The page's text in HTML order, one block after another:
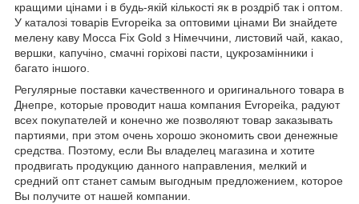
кращими цінами і в будь-якій кількості як в роздріб так і оптом.
У каталозі товарів Evropeika за оптовими цінами Ви знайдете
мелену каву Mocca Fix Gold з Німеччини, листовий чай, какао,
вершки, капучіно, смачні горіхові пасти, цукрозамінники і
багато іншого.
Регулярные поставки качественного и оригинального товара в
Днепре, которые проводит наша компания Evropeika, радуют
всех покупателей и конечно же позволяют товар заказывать
партиями, при этом очень хорошо экономить свои денежные
средства. Поэтому, если Вы владелец магазина и хотите
продвигать продукцию данного направления, мелкий и
средний опт станет самым выгодным предложением, которое
Вы получите от нашей компании.